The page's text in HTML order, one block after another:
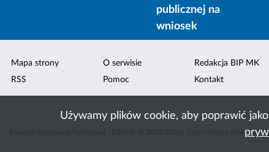
Używamy plików cookie, aby poprawić
publicznej na
wniosek
Mapa strony
RSS
O serwisie
Pomoc
Redakcja BIP MK
Kontakt
Urząd Miasta Krakowa,